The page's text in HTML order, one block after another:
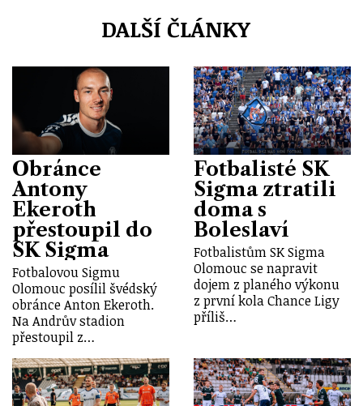
DALŠÍ ČLÁNKY
Obránce
Antony
Ekeroth
přestoupil do
SK Sigma
Fotbalovou Sigmu
Olomouc posílil švédský
obránce Anton Ekeroth.
Na Andrův stadion
přestoupil z…
Fotbalisté SK
Sigma ztratili
doma s
Boleslaví
Fotbalistům SK Sigma
Olomouc se napravit
dojem z planého výkonu
z první kola Chance Ligy
příliš…